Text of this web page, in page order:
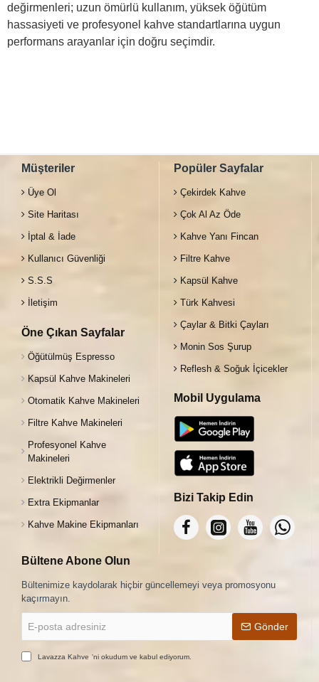
değirmenleri; uzun ömürlü kullanım, yüksek öğütüm
hassasiyeti ve profesyonel kahve standartlarına uygun
performans arayanlar için doğru seçimdir.
Müşteriler
Üye Ol
Site Haritası
İptal & İade
Kullanıcı Güvenliği
S.S.S
İletişim
Öne Çıkan Sayfalar
Öğütülmüş Espresso
Kapsül Kahve Makineleri
Otomatik Kahve Makineleri
Filtre Kahve Makineleri
Profesyonel Kahve
Makineleri
Elektrikli Değirmenler
Extra Ekipmanlar
Kahve Makine Ekipmanları
Popüler Sayfalar
Çekirdek Kahve
Çok Al Az Öde
Kahve Yanı Fincan
Filtre Kahve
Kapsül Kahve
Türk Kahvesi
Çaylar & Bitki Çayları
Monin Sos Şurup
Reflesh & Soğuk İçicekler
Mobil Uygulama
Bizi Takip Edin
Bültene Abone Olun
Bültenimize kaydolarak hiçbir güncellemeyi veya promosyonu
kaçırmayın.
posta
adresiniz
Gönder
Lavazza Kahve 'ni okudum ve kabul ediyorum.